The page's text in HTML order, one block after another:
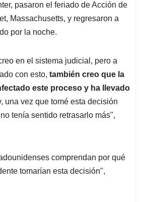
pasaron el feriado de Acción de
Massachusetts, y regresaron a
por la noche.
en el sistema judicial, pero a
con esto, también creo que la
este proceso y ha llevado
una vez que tomé esta decisión
tenía sentido retrasarlo más",
comprendan por qué
tomarían esta decisión",